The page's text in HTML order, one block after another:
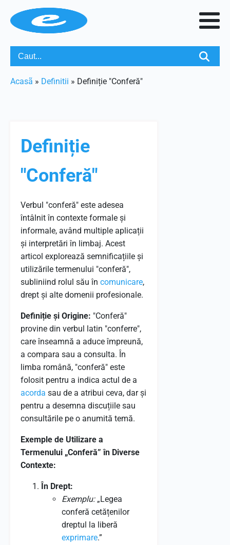
Acasã » Definitii » Definiție "Conferă"
Definiție
"Conferă"
Verbul "conferă" este adesea
întâlnit în contexte formale și
informale, având multiple aplicații
și interpretări în limbaj. Acest
articol explorează semnificațiile și
utilizările termenului "conferă",
subliniind rolul său în comunicare,
drept și alte domenii profesionale.
Definiție și Origine: "Conferă"
provine din verbul latin "conferre",
care înseamnă a aduce împreună,
a compara sau a consulta. În
limba română, "conferă" este
folosit pentru a indica actul de a
acorda sau de a atribui ceva, dar și
pentru a desemna discuțiile sau
consultările pe o anumită temă.
Exemple de Utilizare a
Termenului „Conferă” în Diverse
Contexte:
În Drept:
Exemplu:„Legea
conferă cetățenilor
dreptul la liberă
exprimare.”